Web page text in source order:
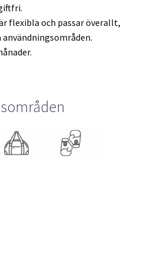
flexibla och passar överallt,